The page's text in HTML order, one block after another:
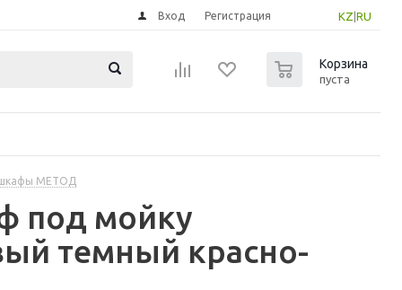
KZ RU
Вход Регистрация
Корзина
пуста
шкафы МЕТОД
под мойку
темный красно-